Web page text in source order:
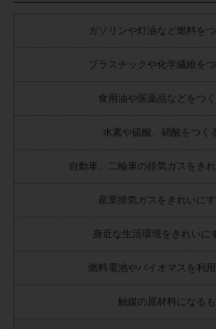
ガソリンや灯油など燃料を
プラスチックや化学繊維を
食用油や医薬品などをつ
水素や硫酸、硝酸をつく
自動車、二輪車の排気ガスをき
産業排気ガスをきれいに
身近な生活環境をきれいに
燃料電池やバイオマスを利
触媒の原材料になる